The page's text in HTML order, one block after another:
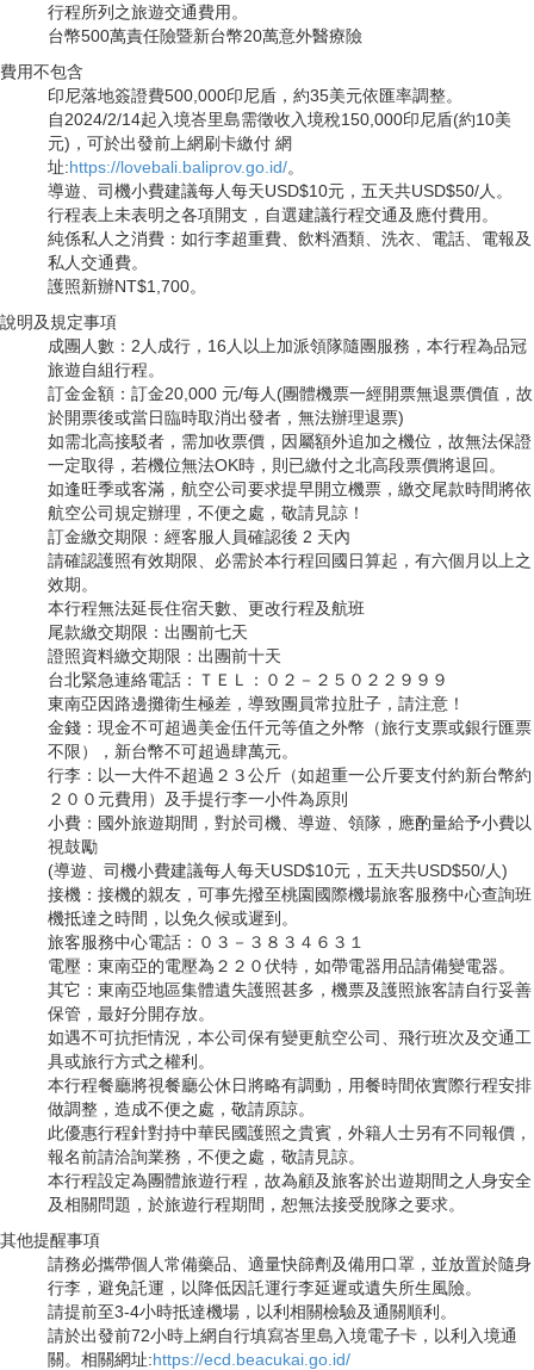
行程所列之旅遊交通費用。
台幣500萬責任險暨新台幣20萬意外醫療險
費用不包含
印尼落地簽證費500,000印尼盾，約35美元依匯率調整。
自2024/2/14起入境峇里島需徵收入境稅150,000印尼盾(約10美
元)，可於出發前上網刷卡繳付 網
址:https://lovebali.baliprov.go.id/。
導遊、司機小費建議每人每天USD$10元，五天共USD$50/人。
行程表上未表明之各項開支，自選建議行程交通及應付費用。
純係私人之消費：如行李超重費、飲料酒類、洗衣、電話、電報及
私人交通費。
護照新辦NT$1,700。
說明及規定事項
成團人數：2人成行，16人以上加派領隊隨團服務，本行程為品冠
旅遊自組行程。
訂金金額：訂金20,000 元/每人(團體機票一經開票無退票價值，故
於開票後或當日臨時取消出發者，無法辦理退票)
如需北高接駁者，需加收票價，因屬額外追加之機位，故無法保證
一定取得，若機位無法OK時，則已繳付之北高段票價將退回。
如逢旺季或客滿，航空公司要求提早開立機票，繳交尾款時間將依
航空公司規定辦理，不便之處，敬請見諒！
訂金繳交期限：經客服人員確認後 2 天內
請確認護照有效期限、必需於本行程回國日算起，有六個月以上之
效期。
本行程無法延長住宿天數、更改行程及航班
尾款繳交期限：出團前七天
證照資料繳交期限：出團前十天
台北緊急連絡電話：ＴＥＬ：０２－２５０２２９９９
東南亞因路邊攤衛生極差，導致團員常拉肚子，請注意！
金錢：現金不可超過美金伍仟元等值之外幣（旅行支票或銀行匯票
不限），新台幣不可超過肆萬元。
行李：以一大件不超過２３公斤（如超重一公斤要支付約新台幣約
２００元費用）及手提行李一小件為原則
小費：國外旅遊期間，對於司機、導遊、領隊，應酌量給予小費以
視鼓勵
(導遊、司機小費建議每人每天USD$10元，五天共USD$50/人)
接機：接機的親友，可事先撥至桃園國際機場旅客服務中心查詢班
機抵達之時間，以免久候或遲到。
旅客服務中心電話：０３－３８３４６３１
電壓：東南亞的電壓為２２０伏特，如帶電器用品請備變電器。
其它：東南亞地區集體遺失護照甚多，機票及護照旅客請自行妥善
保管，最好分開存放。
如遇不可抗拒情況，本公司保有變更航空公司、飛行班次及交通工
具或旅行方式之權利。
本行程餐廳將視餐廳公休日將略有調動，用餐時間依實際行程安排
做調整，造成不便之處，敬請原諒。
此優惠行程針對持中華民國護照之貴賓，外籍人士另有不同報價，
報名前請洽詢業務，不便之處，敬請見諒。
本行程設定為團體旅遊行程，故為顧及旅客於出遊期間之人身安全
及相關問題，於旅遊行程期間，恕無法接受脫隊之要求。
其他提醒事項
請務必攜帶個人常備藥品、適量快篩劑及備用口罩，並放置於隨身
行李，避免託運，以降低因託運行李延遲或遺失所生風險。
請提前至3-4小時抵達機場，以利相關檢驗及通關順利。
請於出發前72小時上網自行填寫峇里島入境電子卡，以利入境通
關。相關網址:https://ecd.beacukai.go.id/